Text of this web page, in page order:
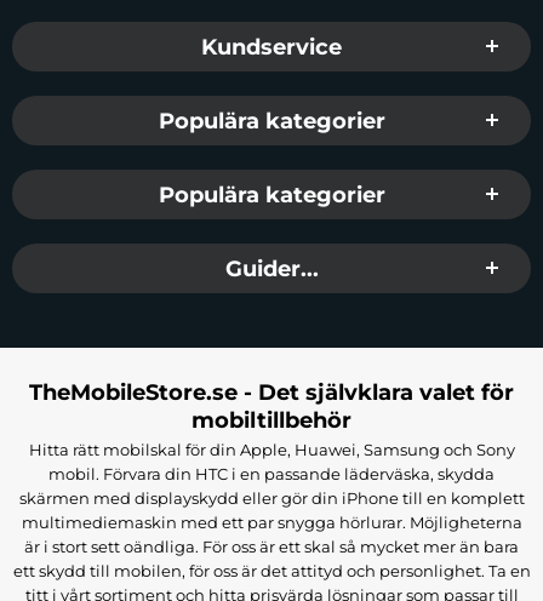
Sidfot Blandad info och länkar
Kundservice
Populära kategorier
Populära kategorier
Guider...
TheMobileStore.se - Det självklara valet för
mobiltillbehör
Hitta rätt mobilskal för din Apple, Huawei, Samsung och Sony
mobil. Förvara din HTC i en passande läderväska, skydda
skärmen med displayskydd eller gör din iPhone till en komplett
multimediemaskin med ett par snygga hörlurar. Möjligheterna
är i stort sett oändliga. För oss är ett skal så mycket mer än bara
ett skydd till mobilen, för oss är det attityd och personlighet. Ta en
titt i vårt sortiment och hitta prisvärda lösningar som passar till